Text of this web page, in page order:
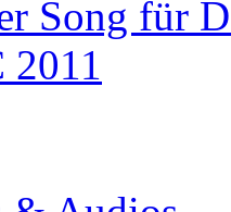
Song für
2011